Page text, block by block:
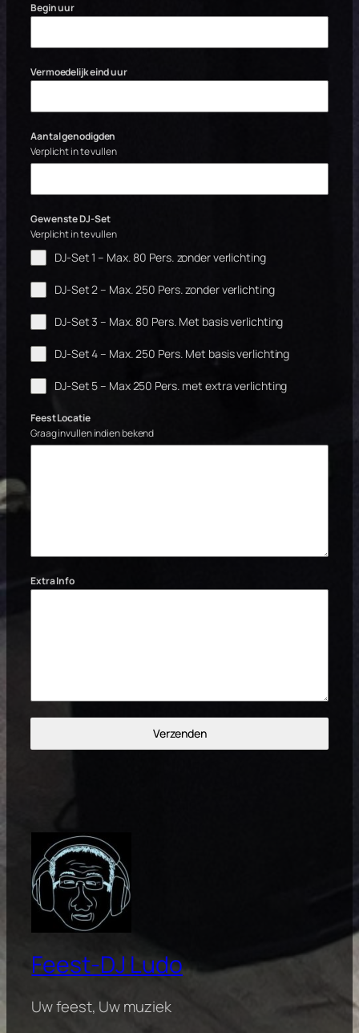
Begin uur
Vermoedelijk eind uur
Aantal genodigden
Verplicht in te vullen
Gewenste DJ-Set
Verplicht in te vullen
DJ-Set 1 – Max. 80 Pers. zonder verlichting
DJ-Set 2 – Max. 250 Pers. zonder verlichting
DJ-Set 3 – Max. 80 Pers. Met basis verlichting
DJ-Set 4 – Max. 250 Pers. Met basis verlichting
DJ-Set 5 – Max 250 Pers. met extra verlichting
Feest Locatie
Graag invullen indien bekend
Extra Info
Verzenden
Feest-DJ Ludo
Uw feest, Uw muziek